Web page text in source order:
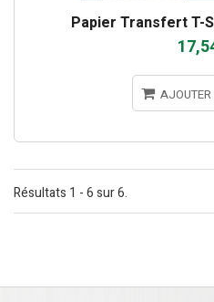
Papier Transfert T-
Résultats 1 - 6 sur 6.